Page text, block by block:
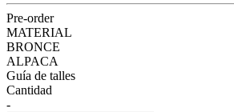
Pre-order
MATERIAL
BRONCE
ALPACA
Guía de talles
Cantidad
-